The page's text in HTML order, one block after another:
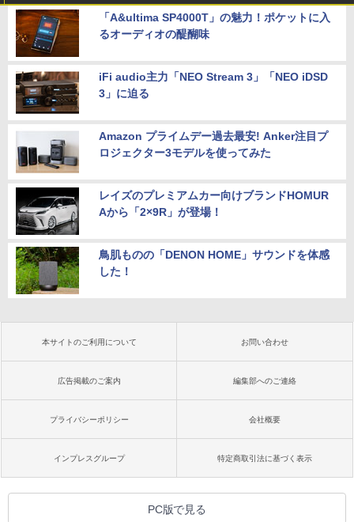
「A&ultima SP4000T」の魅力！ポケットに入
るオーディオの醍醐味
iFi audio主力「NEO Stream 3」「NEO iDSD
3」に迫る
Amazon プライムデー過去最安! Anker注目プ
ロジェクター3モデルを使ってみた
レイズのプレミアムカー向けブランドHOMUR
Aから「2×9R」が登場！
鳥肌ものの「DENON HOME」サウンドを体感
した！
本サイトのご利用について お問い合わせ
広告掲載のご案内 編集部へのご連絡
プライバシーポリシー 会社概要
インプレスグループ 特定商取引法に基づく表示
PC版で見る